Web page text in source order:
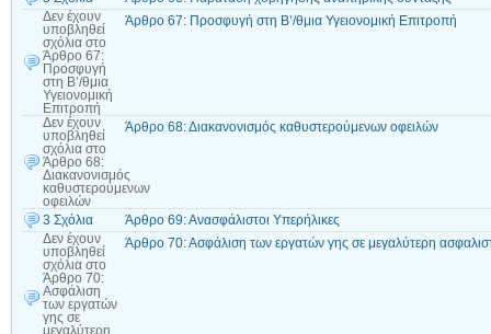
Δεν έχουν
υποβληθεί
σχόλια στο
Άρθρο 67:
Προσφυγή
στη Β’/θμια
Υγειονομική
Επιτροπή
Άρθρο 67: Προσφυγή στη Β’/θμια Υγειονομική Επιτροπή
Δεν έχουν
υποβληθεί
σχόλια στο
Άρθρο 68:
Διακανονισμός
καθυστερούμενων
οφειλών
Άρθρο 68: Διακανονισμός καθυστερούμενων οφειλών
3 Σχόλια
Άρθρο 69: Ανασφάλιστοι Υπερήλικες
Δεν έχουν
υποβληθεί
σχόλια στο
Άρθρο 70:
Ασφάλιση
των εργατών
γης σε
μεγαλύτερη
Άρθρο 70: Ασφάλιση των εργατών γης σε μεγαλύτερη